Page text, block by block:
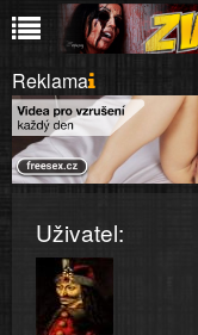
Reklama
Uživatel: